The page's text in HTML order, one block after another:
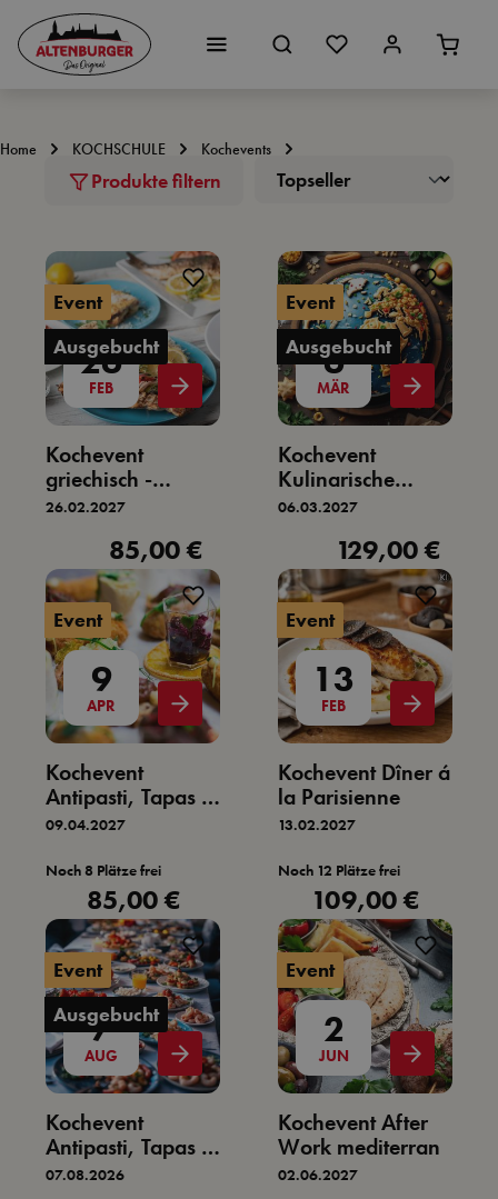
Zum Hauptinhalt springen
Home KOCHSCHULE Kochevents
Produkte filtern
Event
Ausgebucht
26
FEB
Kochevent
griechisch -
herzhaft -
26.02.2027
Regulärer Preis:
85,00 €
Event
Ausgebucht
6
MÄR
Kochevent
Kulinarische
Weltreise über 5
06.03.2027
Regulärer Preis:
129,00 €
Event
9
APR
Kochevent
Antipasti, Tapas &
Meer
09.04.2027
Noch 8 Plätze frei
Regulärer Preis:
85,00 €
Event
13
FEB
Kochevent Dîner á
la Parisienne
13.02.2027
Noch 12 Plätze frei
Regulärer Preis:
109,00 €
Event
Ausgebucht
7
AUG
Kochevent
Antipasti, Tapas &
Meer
07.08.2026
Event
2
JUN
Kochevent After
Work mediterran
02.06.2027